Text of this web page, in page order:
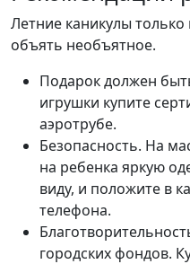
Летние каникулы
объять необъятное.
Подарок должен
игрушки купите
аэротрубе.
Безопасность. На
на ребенка яркую
виду, и положите в
телефона.
городских фондов.